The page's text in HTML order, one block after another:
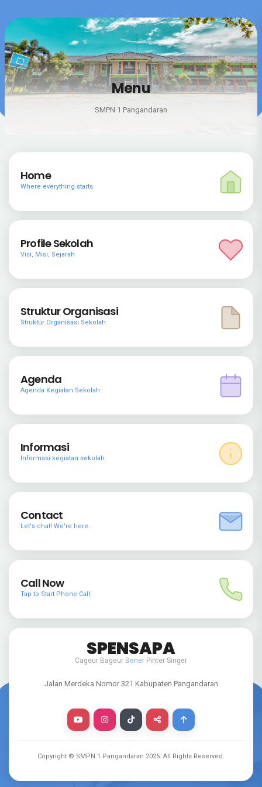
Menu
SMPN 1 Pangandaran
Home
Where everything starts
Profile Sekolah
Visi, Misi, Sejarah
Struktur Organisasi
Struktur Organisasi Sekolah.
Agenda
Agenda Kegiatan Sekolah.
Informasi
Informasi kegiatan sekolah.
Contact
Let's chat! We're here.
Call Now
Tap to Start Phone Call.
SPENSAPA
Cageur Bageur Bener Pinter Singer
Jalan Merdeka Nomor 321 Kabupaten Pangandaran
Copyright © SMPN 1 Pangandaran 2025. All Rights Reserved.